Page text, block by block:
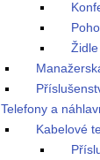
Telefony a
Kabelové